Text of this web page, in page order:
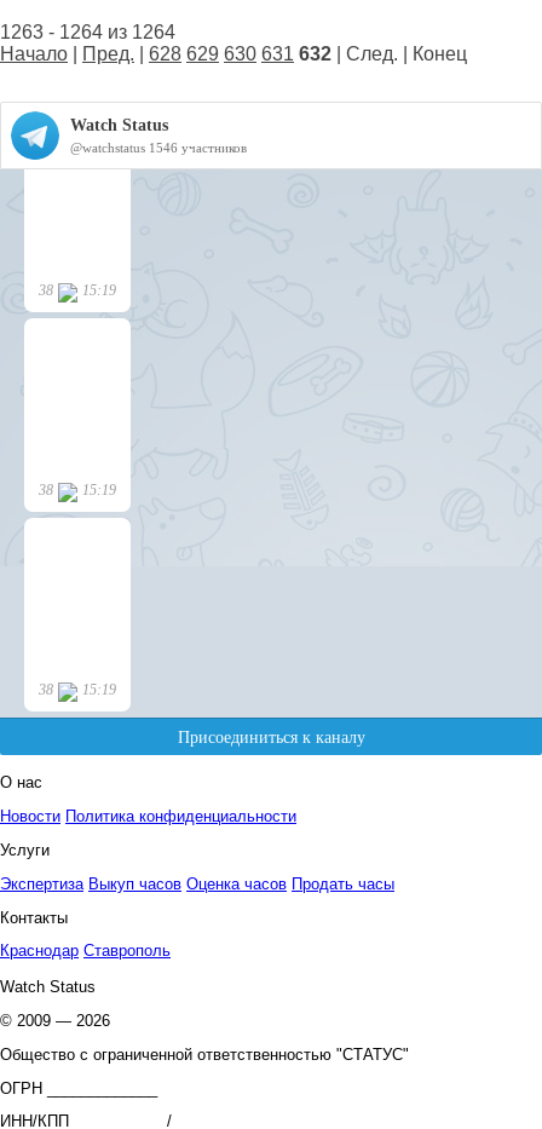
1263 - 1264 из 1264
Начало
Пред. 628 629 630 631 632 | След. | Конец
О нас
Новости Политика конфиденциальности
Услуги
Экспертиза Выкуп часов Оценка часов Продать часы
Контакты
Краснодар Ставрополь
Watch Status
© 2009 — 2026
Общество с ограниченной ответственностью "СТАТУС"
ОГРН _____________
ИНН/КПП ___________/_____________